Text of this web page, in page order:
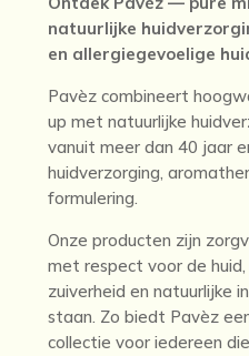
natuurlijke
en allergiegevoelige
Pavèz combineert
up met natuurlijke
vanuit meer dan 40 jaar
huidverzorging,
formulering.
Onze producten zijn
met respect voor de
zuiverheid en natuurlijke
staan. Zo biedt Pavèz
collectie voor iedereen